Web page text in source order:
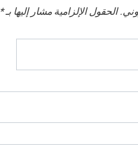
الحقول الإلزامية مشار إليها بـ*